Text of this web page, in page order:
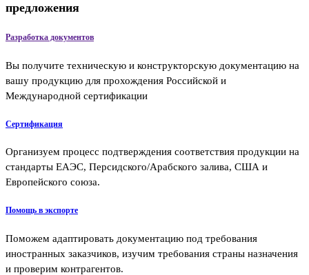
предложения
Разработка документов
Вы получите техническую и конструкторскую документацию на
вашу продукцию для прохождения Российской и
Международной сертификации
Сертификация
Организуем процесс подтверждения соответствия продукции на
стандарты ЕАЭС, Персидского/Арабского залива, США и
Европейского союза.
Помощь в экспорте
Поможем адаптировать документацию под требования
иностранных заказчиков, изучим требования страны назначения
и проверим контрагентов.